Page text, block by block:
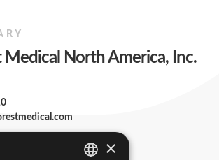
Medical North America, Inc.
×